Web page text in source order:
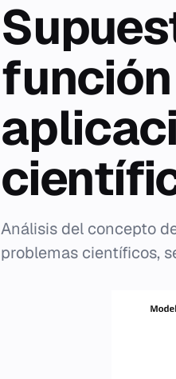
Análisis del concepto
problemas científicos,